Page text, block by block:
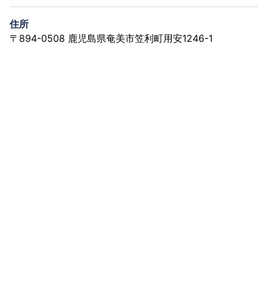
住所
〒894-0508 鹿児島県奄美市笠利町用安1246-1